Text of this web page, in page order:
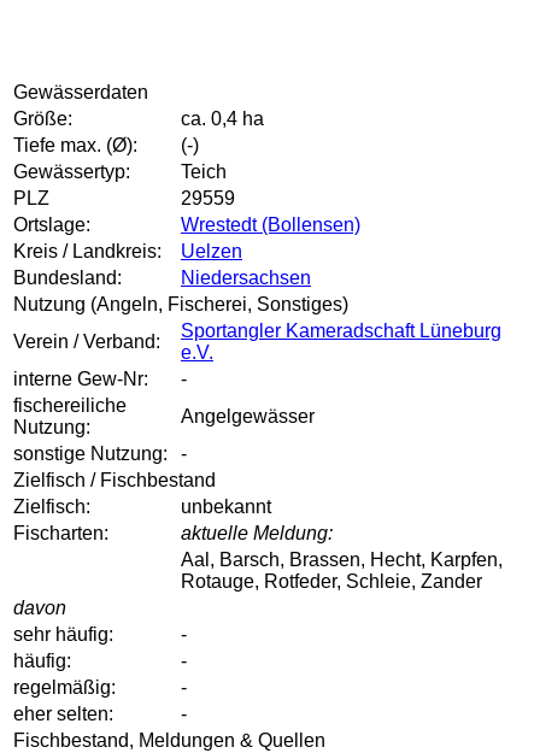
Gewässerdaten
Größe:
ca. 0,4 ha
Tiefe max. (Ø):
(-)
Gewässertyp:
Teich
PLZ
29559
Ortslage:
Wrestedt (Bollensen)
Kreis / Landkreis:
Uelzen
Bundesland:
Niedersachsen
Nutzung (Angeln, Fischerei, Sonstiges)
Verein / Verband:
Sportangler Kameradschaft Lüneburg
e.V.
interne Gew-Nr:
-
fischereiliche
Nutzung:
Angelgewässer
sonstige Nutzung:
-
Zielfisch / Fischbestand
Zielfisch:
unbekannt
Fischarten:
aktuelle Meldung:
Aal, Barsch, Brassen, Hecht, Karpfen,
Rotauge, Rotfeder, Schleie, Zander
davon
sehr häufig:
-
häufig:
-
regelmäßig:
-
eher selten:
-
Fischbestand, Meldungen & Quellen